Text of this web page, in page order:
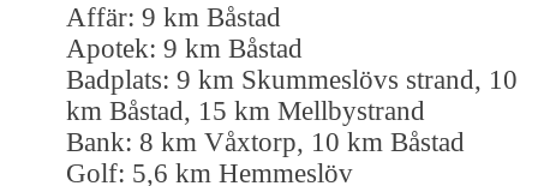
Affär: 9 km Båstad
Apotek: 9 km Båstad
Badplats: 9 km Skummeslövs strand, 10
km Båstad, 15 km Mellbystrand
Bank: 8 km Våxtorp, 10 km Båstad
Golf: 5,6 km Hemmeslöv